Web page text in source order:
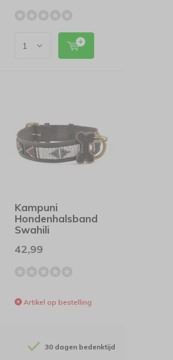
Kampuni
Hondenhalsband
Swahili
42,99
Artikel op bestelling
30 dagen bedenktijd